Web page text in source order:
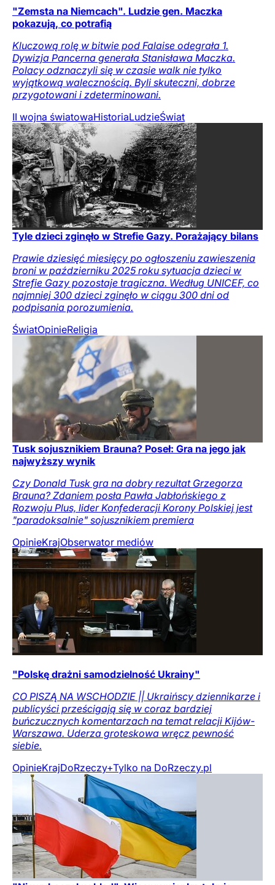
"Zemsta na Niemcach". Ludzie gen. Maczka
pokazują, co potrafią
Kluczową rolę w bitwie pod Falaise odegrała 1.
Dywizja Pancerna generała Stanisława Maczka.
Polacy odznaczyli się w czasie walk nie tylko
wyjątkową walecznością. Byli skuteczni, dobrze
przygotowani i zdeterminowani.
II wojna światowaHistoriaLudzieŚwiat
Tyle dzieci zginęło w Strefie Gazy. Porażający bilans
Prawie dziesięć miesięcy po ogłoszeniu zawieszenia
broni w październiku 2025 roku sytuacja dzieci w
Strefie Gazy pozostaje tragiczna. Według UNICEF, co
najmniej 300 dzieci zginęło w ciągu 300 dni od
podpisania porozumienia.
ŚwiatOpinieReligia
Tusk sojusznikiem Brauna? Poseł: Gra na jego jak
najwyższy wynik
Czy Donald Tusk gra na dobry rezultat Grzegorza
Brauna? Zdaniem posła Pawła Jabłońskiego z
Rozwoju Plus, lider Konfederacji Korony Polskiej jest
"paradoksalnie" sojusznikiem premiera
OpinieKrajObserwator mediów
"Polskę drażni samodzielność Ukrainy"
CO PISZĄ NA WSCHODZIE || Ukraińscy dziennikarze i
publicyści prześcigają się w coraz bardziej
buńczucznych komentarzach na temat relacji Kijów-
Warszawa. Uderza groteskowa wręcz pewność
siebie.
OpinieKrajDoRzeczy+Tylko na DoRzeczy.pl